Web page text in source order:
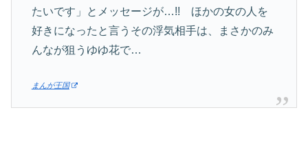
たいです」とメッセージが…!! ほかの女の人を
好きになったと言うその浮気相手は、まさかのみ
んなが狙うゆゆ花で…
まんが王国